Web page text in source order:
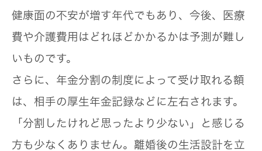
健康面の不安が増す年代でもあり、今後、医療
費や介護費用はどれほどかかるかは予測が難し
いものです。
さらに、年金分割の制度によって受け取れる額
は、相手の厚生年金記録などに左右されます。
「分割したけれど思ったより少ない」と感じる
方も少なくありません。離婚後の生活設計を立